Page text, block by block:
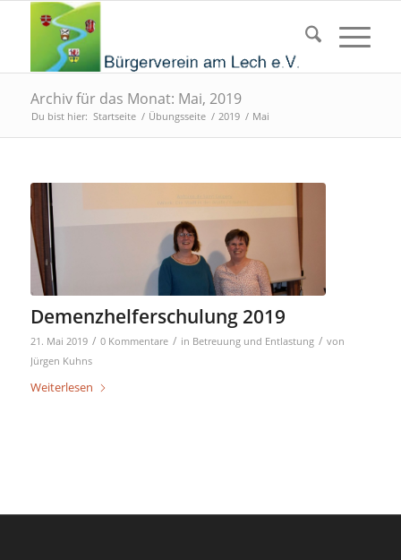
Archiv für das Monat: Mai, 2019
Du bist hier: Startseite / Übungsseite / 2019 / Mai
Demenzhelferschulung 2019
21. Mai 2019 / 0 Kommentare / in Betreuung und Entlastung / von
Jürgen Kuhns
Weiterlesen